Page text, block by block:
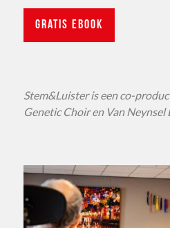
gratis ebook
Stem&Luister is een co-
Genetic Choir en Van Neynsel